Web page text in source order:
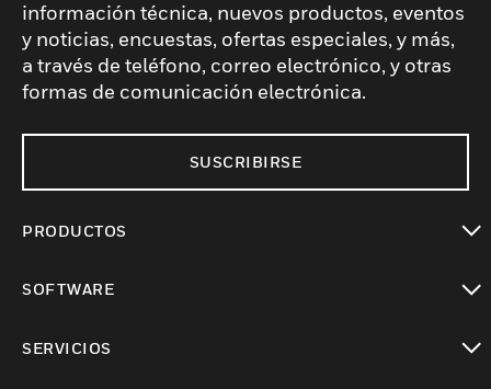
información técnica, nuevos productos, eventos
y noticias, encuestas, ofertas especiales, y más,
a través de teléfono, correo electrónico, y otras
formas de comunicación electrónica.
SUSCRIBIRSE
PRODUCTOS
SOFTWARE
SERVICIOS